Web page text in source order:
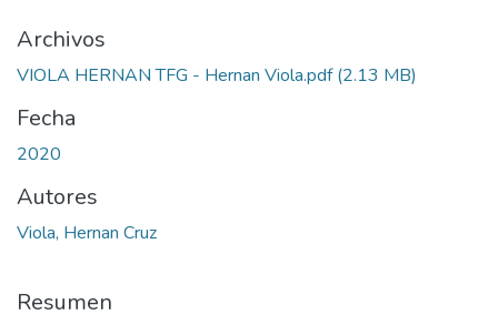
Archivos
VIOLA HERNAN TFG - Hernan Viola.pdf(2.13 MB)
Fecha
2020
Autores
Viola, Hernan Cruz
Resumen